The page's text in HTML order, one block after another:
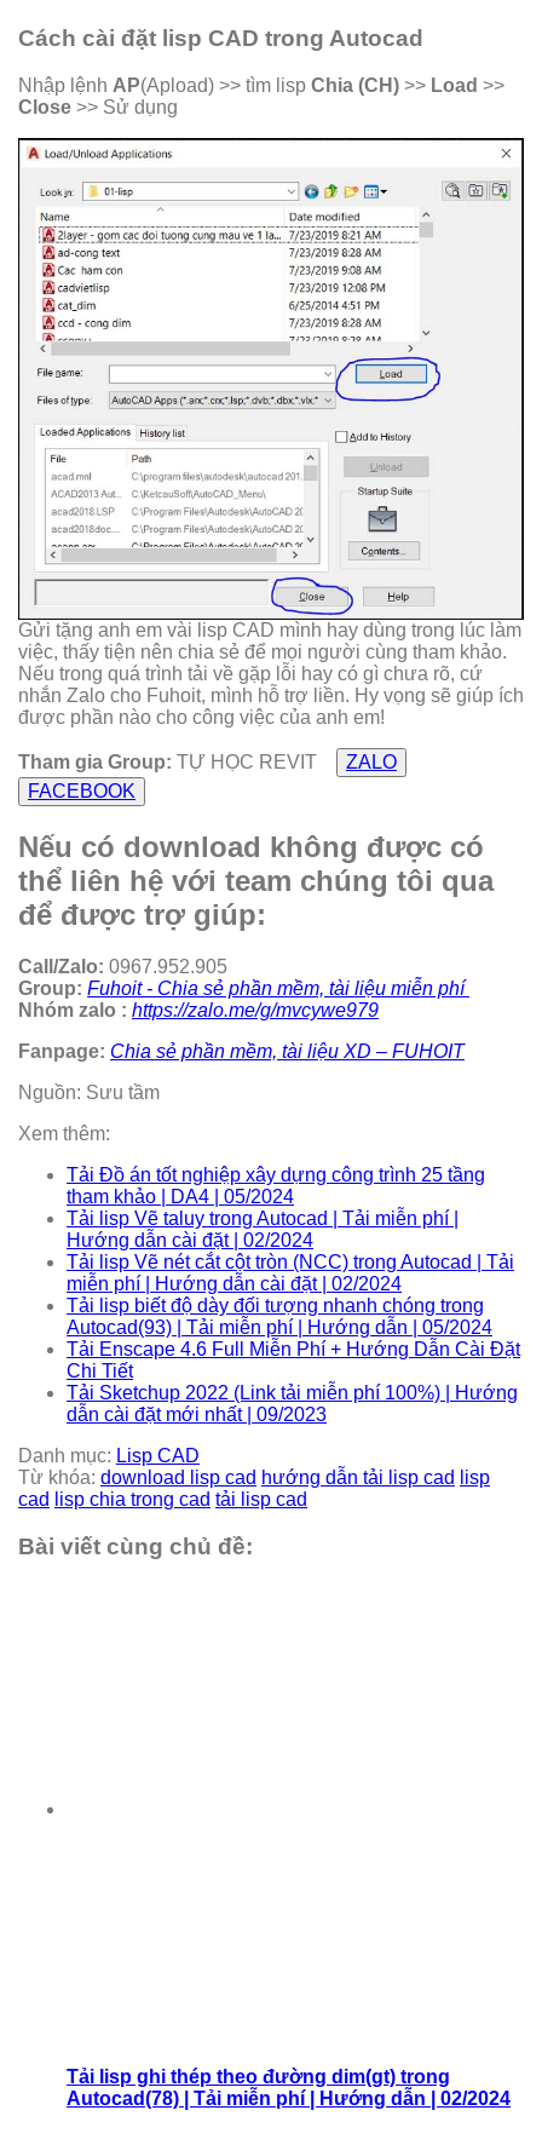
Cách cài đặt lisp CAD trong Autocad
Nhập lệnh AP(Apload) >> tìm lisp Chia (CH) >> Load >>
Close >> Sử dụng
Gửi tặng anh em vài lisp CAD mình hay dùng trong lúc làm
việc, thấy tiện nên chia sẻ để mọi người cùng tham khảo.
Nếu trong quá trình tải về gặp lỗi hay có gì chưa rõ, cứ
nhắn Zalo cho Fuhoit, mình hỗ trợ liền. Hy vọng sẽ giúp ích
được phần nào cho công việc của anh em!
Tham gia Group: TỰ HỌC REVIT
ZALO
FACEBOOK
Nếu có download không được có
thể liên hệ với team chúng tôi qua
để được trợ giúp:
Call/Zalo: 0967.952.905
Group: Fuhoit - Chia sẻ phần mềm, tài liệu miễn phí
Nhóm zalo : https://zalo.me/g/mvcywe979
Fanpage: Chia sẻ phần mềm, tài liệu XD – FUHOIT
Nguồn: Sưu tầm
Xem thêm:
Tải Đồ án tốt nghiệp xây dựng công trình 25 tầng
tham khảo | DA4 | 05/2024
Tải lisp Vẽ taluy trong Autocad | Tải miễn phí |
Hướng dẫn cài đặt | 02/2024
Tải lisp Vẽ nét cắt cột tròn (NCC) trong Autocad | Tải
miễn phí | Hướng dẫn cài đặt | 02/2024
Tải lisp biết độ dày đối tượng nhanh chóng trong
Autocad(93) | Tải miễn phí | Hướng dẫn | 05/2024
Tải Enscape 4.6 Full Miễn Phí + Hướng Dẫn Cài Đặt
Chi Tiết
Tải Sketchup 2022 (Link tải miễn phí 100%) | Hướng
dẫn cài đặt mới nhất | 09/2023
Danh mục: Lisp CAD
Từ khóa: download lisp cad hướng dẫn tải lisp cad
lisp
cad
lisp chia trong cad tải lisp cad
Bài viết cùng chủ đề:
Tải lisp ghi thép theo đường dim(gt) trong
Autocad(78) | Tải miễn phí | Hướng dẫn | 02/2024